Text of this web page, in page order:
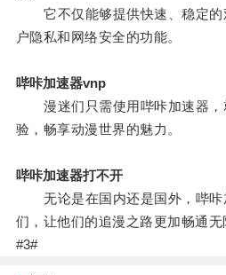
它不仅能够提供快速、稳定的
户隐私和网络安全的功能。
哔咔加速器vnp
漫迷们只需使用哔咔加速器，
验，畅享动漫世界的魅力。
哔咔加速器打不开
无论是在国内还是国外，哔咔
们，让他们的追漫之路更加畅通无
#3#